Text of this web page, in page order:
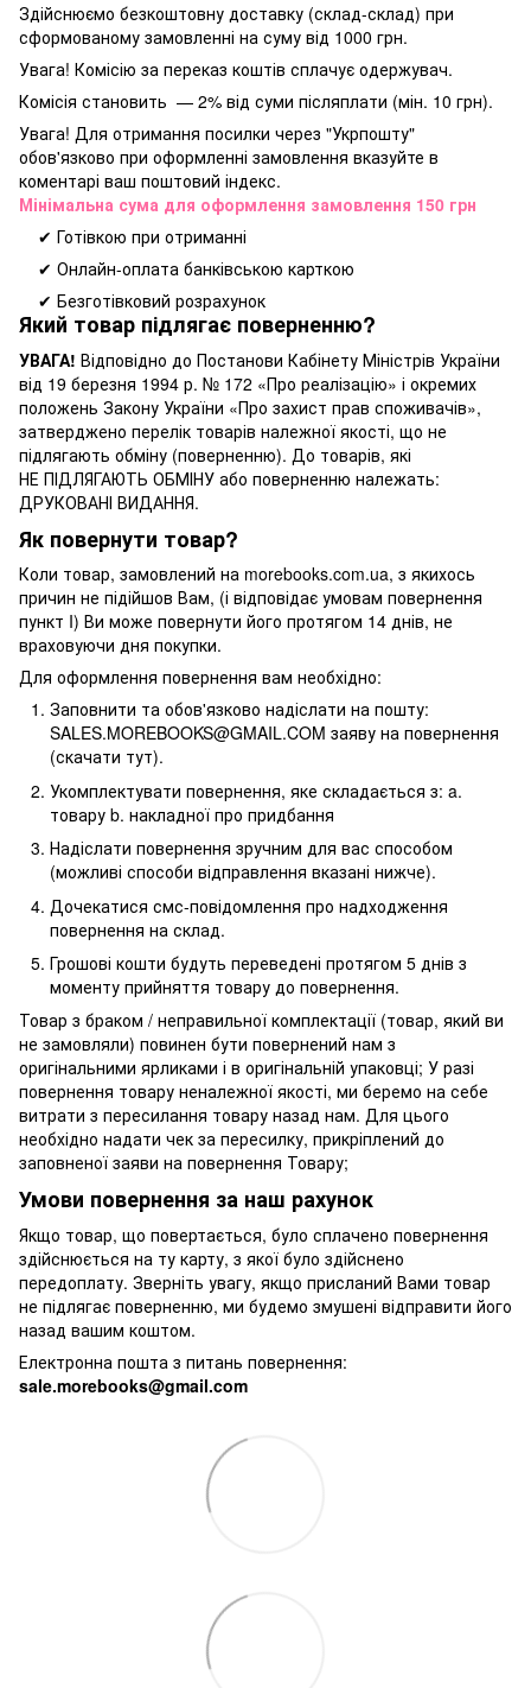
Здійснюємо безкоштовну доставку (склад-склад) при
сформованому замовленні на суму від 1000 грн.
Увага! Комісію за переказ коштів сплачує одержувач.
Комісія становить — 2% від суми післяплати (мін. 10 грн).
Увага! Для отримання посилки через "Укрпошту"
обов'язково при оформленні замовлення вказуйте в
коментарі ваш поштовий індекс.
Мінімальна сума для оформлення замовлення 150 грн
✔ Готівкою при отриманні
✔ Онлайн-оплата банківською карткою
✔ Безготівковий розрахунок
Який товар підлягає поверненню?
УВАГА! Відповідно до Постанови Кабінету Міністрів України
від 19 березня 1994 р. № 172 «Про реалізацію» і окремих
положень Закону України «Про захист прав споживачів»,
затверджено перелік товарів належної якості, що не
підлягають обміну (поверненню). До товарів, які
НЕ ПІДЛЯГАЮТЬ ОБМІНУ або поверненню належать:
ДРУКОВАНІ ВИДАННЯ.
Як повернути товар?
Коли товар, замовлений на morebooks.com.ua, з якихось
причин не підійшов Вам, (і відповідає умовам повернення
пункт I) Ви може повернути його протягом 14 днів, не
враховуючи дня покупки.
Для оформлення повернення вам необхідно:
Заповнити та обов'язково надіслати на пошту:
SALES.MOREBOOKS@GMAIL.COM заяву на повернення
(скачати тут).
Укомплектувати повернення, яке складається з: a.
товару b. накладної про придбання
Надіслати повернення зручним для вас способом
(можливі способи відправлення вказані нижче).
Дочекатися смс-повідомлення про надходження
повернення на склад.
Грошові кошти будуть переведені протягом 5 днів з
моменту прийняття товару до повернення.
Товар з браком / неправильної комплектації (товар, який ви
не замовляли) повинен бути повернений нам з
оригінальними ярликами і в оригінальній упаковці; У разі
повернення товару неналежної якості, ми беремо на себе
витрати з пересилання товару назад нам. Для цього
необхідно надати чек за пересилку, прикріплений до
заповненої заяви на повернення Товару;
Умови повернення за наш рахунок
Якщо товар, що повертається, було сплачено повернення
здійснюється на ту карту, з якої було здійснено
передоплату. Зверніть увагу, якщо присланий Вами товар
не підлягає поверненню, ми будемо змушені відправити його
назад вашим коштом.
Електронна пошта з питань повернення:
sale.morebooks@gmail.com